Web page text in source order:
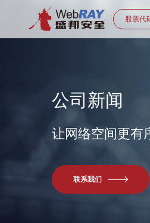
股票代
公司 新闻
让网络空间更有
联系我们